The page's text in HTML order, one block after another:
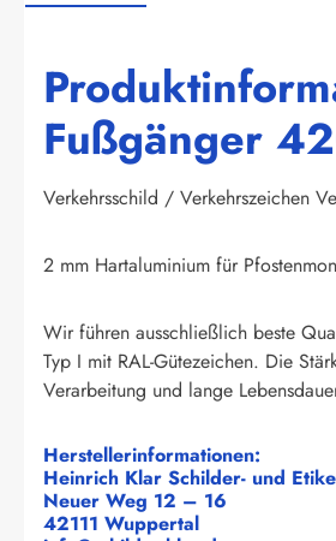
Fußgänger
Verkehrsschild / Verkehrszeichen
2 mm Hartaluminium für
Wir führen ausschließlich beste
Typ I mit RAL-Gütezeichen. Die
Verarbeitung und lange
Herstellerinformationen:
Heinrich Klar Schilder- und
Neuer Weg 12 – 16
42111 Wuppertal